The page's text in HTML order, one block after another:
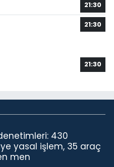
21:30
21:30
21:30
430
yasal işlem, 35 araç
men